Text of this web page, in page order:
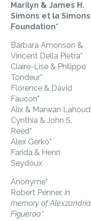
Marilyn & James H.
Simons et la Simons
Foundation*
Barbara Amonson &
Vincent Della Pietra*
Claire-Lise & Philippe
Tondeur*
Florence & David
Faucon*
Alix & Marwan Lahoud
Cynthia & John S.
Reed*
Alex Gerko*
Farida & Henri
Seydoux
Anonyme*
Robert Penner,in
memory of Alexzandria
Figueroa*